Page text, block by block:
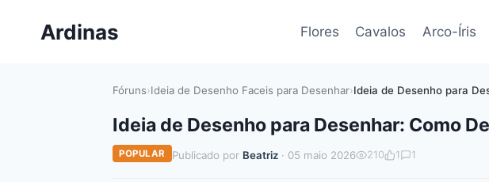
Ardinas Flores Cavalos Arco-Íris
Fóruns›Ideia de Desenho Faceis para Desenhar›Ideia de Desenho para
Ideia de Desenho para Desenhar: Como
POPULAR Publicado por Beatriz· 05 maio 2026 210 1 1